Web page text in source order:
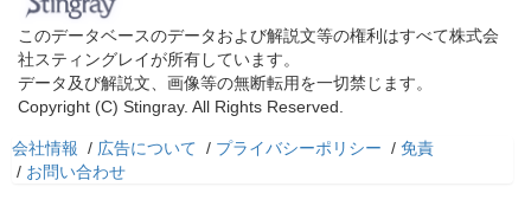
このデータベースのデータおよび解説文等の権利はすべて株式会
社スティングレイが所有しています。
データ及び解説文、画像等の無断転用を一切禁じます。
Copyright (C) Stingray. All Rights Reserved.
会社情報 / 広告について / プライバシーポリシー / 免責
/ お問い合わせ